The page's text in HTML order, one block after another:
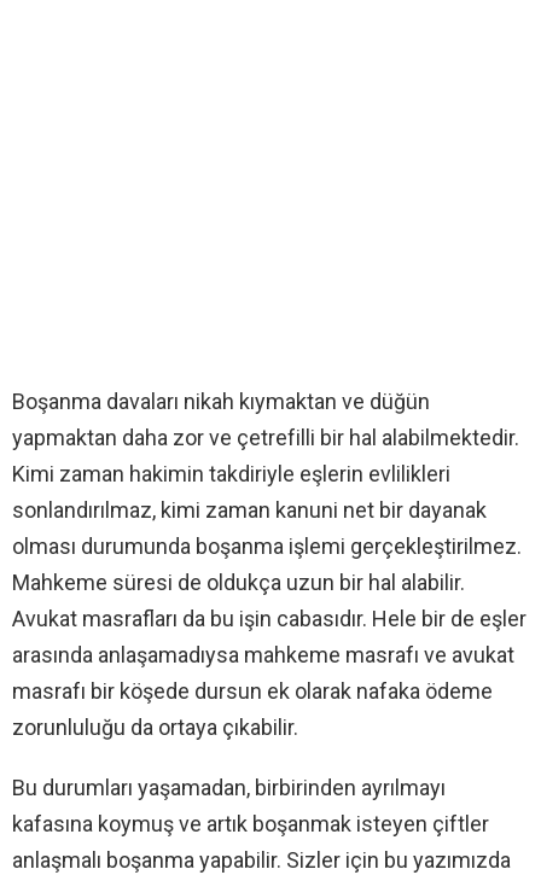
Boşanma davaları nikah kıymaktan ve düğün
yapmaktan daha zor ve çetrefilli bir hal alabilmektedir.
Kimi zaman hakimin takdiriyle eşlerin evlilikleri
sonlandırılmaz, kimi zaman kanuni net bir dayanak
olması durumunda boşanma işlemi gerçekleştirilmez.
Mahkeme süresi de oldukça uzun bir hal alabilir.
Avukat masrafları da bu işin cabasıdır. Hele bir de eşler
arasında anlaşamadıysa mahkeme masrafı ve avukat
masrafı bir köşede dursun ek olarak nafaka ödeme
zorunluluğu da ortaya çıkabilir.
Bu durumları yaşamadan, birbirinden ayrılmayı
kafasına koymuş ve artık boşanmak isteyen çiftler
anlaşmalı boşanma yapabilir. Sizler için bu yazımızda